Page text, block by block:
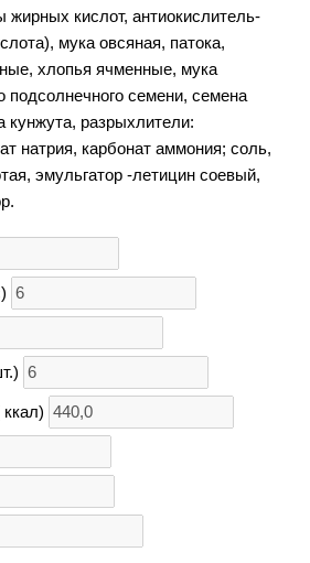
жирных кислот, антиокислитель-
мука овсяная, патока,
хлопья ячменные, мука
подсолнечного семени, семена
кунжута, разрыхлители:
натрия, карбонат аммония; соль,
эмульгатор -летицин соевый,